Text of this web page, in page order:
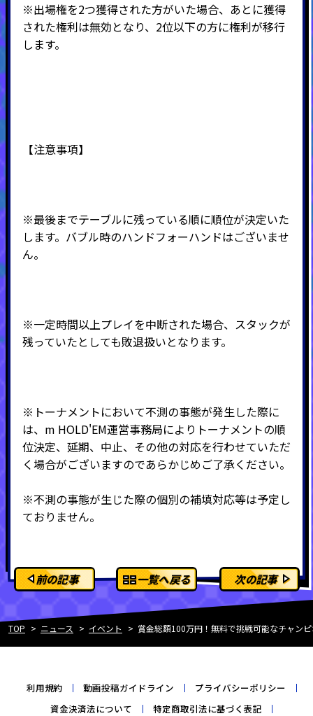
※出場権を2つ獲得された方がいた場合、あとに獲得
された権利は無効となり、2位以下の方に権利が移行
します。
【注意事項】
※最後までテーブルに残っている順に順位が決定いた
します。バブル時のハンドフォーハンドはございませ
ん。
※一定時間以上プレイを中断された場合、スタックが
残っていたとしても敗退扱いとなります。
※トーナメントにおいて不測の事態が発生した際に
は、m HOLD'EM運営事務局によりトーナメントの順
位決定、延期、中止、その他の対応を行わせていただ
く場合がございますのであらかじめご了承ください。
※不測の事態が生じた際の個別の補填対応等は予定し
ておりません。
前の記事 一覧へ戻る 次の記事
TOP ニュース イベント 賞金総額100万円！無料で挑戦可能なチャン
利用規約 動画投稿ガイドライン
プライバシーポリシー
資金決済法について
特定商取引法に基づく表記